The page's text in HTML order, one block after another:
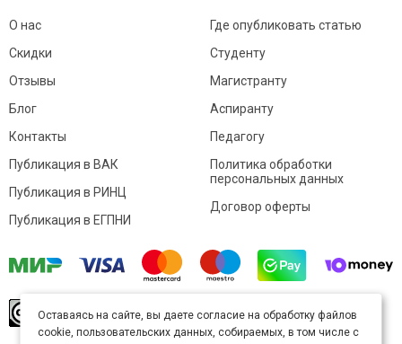
О нас
Скидки
Отзывы
Блог
Контакты
Где опубликовать статью
Студенту
Магистранту
Аспиранту
Педагогу
Публикация в ВАК
Публикация в РИНЦ
Публикация в ЕГПНИ
Политика обработки
персональных данных
Договор оферты
произведение доступно полицензии Creative
Commons «Attribution» («Атрибуция») 4.0
Оставаясь на сайте, вы даете согласие на обработку файлов
cookie, пользовательских данных, собираемых, в том числе с